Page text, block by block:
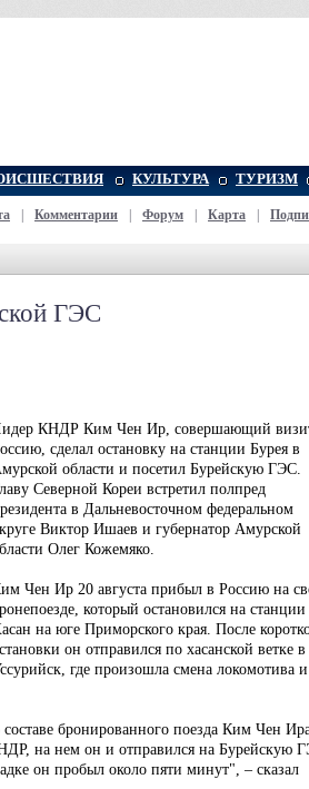
КУЛЬТУРА ТУРИЗМ
Комментарии Форум Карта
ГЭС
КНДР Ким Чен Ир, совершающий
сделал остановку на станции Бурея в
области и посетил Бурейскую ГЭС.
Северной Кореи встретил полпред
в Дальневосточном федеральном
Виктор Ишаев и губернатор Амурской
Олег Кожемяко.
Чен Ир 20 августа прибыл в Россию на
который остановился на станции
на юге Приморского края. После
он отправился по хасанской ветке в
где произошла смена локомотива и
бронированного поезда Ким Чен
на нем он и отправился на Бурейскую
он пробыл около пяти минут", – сказал